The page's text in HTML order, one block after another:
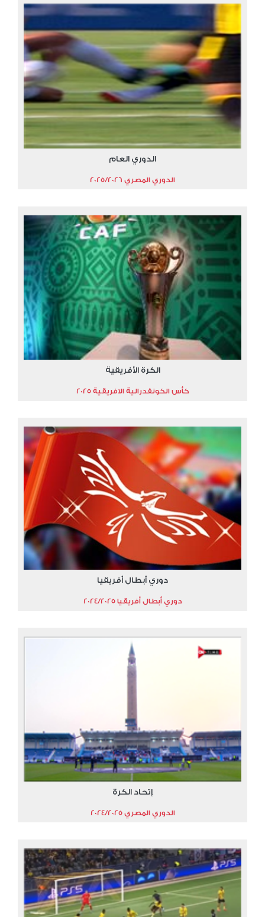
الدوري العام
الدوري المصري 2025/2026
الكرة الأفريقية
كأس الكونفدرالية الافريقية 2025
دوري أبطال أفريقيا
دوري أبطال أفريقيا 2024/2025
إتحاد الكرة
الدوري المصري 2024/2025